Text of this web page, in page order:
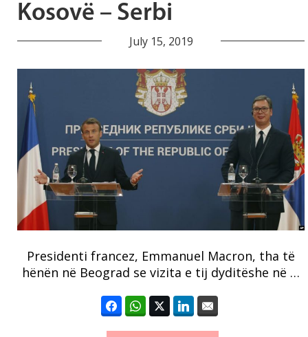
Kosovë – Serbi
July 15, 2019
Presidenti francez, Emmanuel Macron, tha të
hënën në Beograd se vizita e tij dyditëshe në …